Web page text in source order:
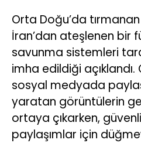
Orta Doğu’da
İran’dan ateşlenen bir
savunma sistemleri
imha edildiği açıklandı.
sosyal medyada
yaratan görüntülerin
ortaya çıkarken,
paylaşımlar için